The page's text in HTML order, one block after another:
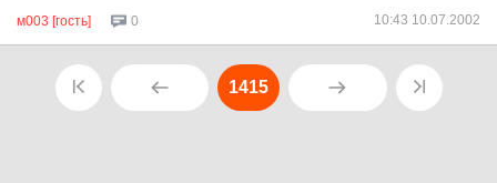
м003 [гость] 0 10:43 10.07.2002
1415